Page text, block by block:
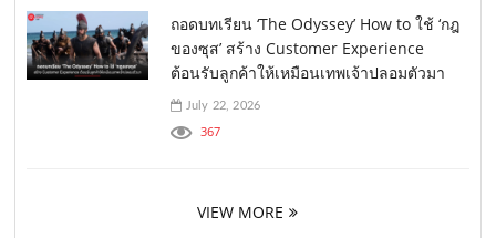
ถอดบทเรียน ‘The Odyssey’ How to ใช้ ‘กฎ
ของซุส’ สร้าง Customer Experience
ต้อนรับลูกค้าให้เหมือนเทพเจ้าปลอมตัวมา
July 22, 2026
367
VIEW MORE